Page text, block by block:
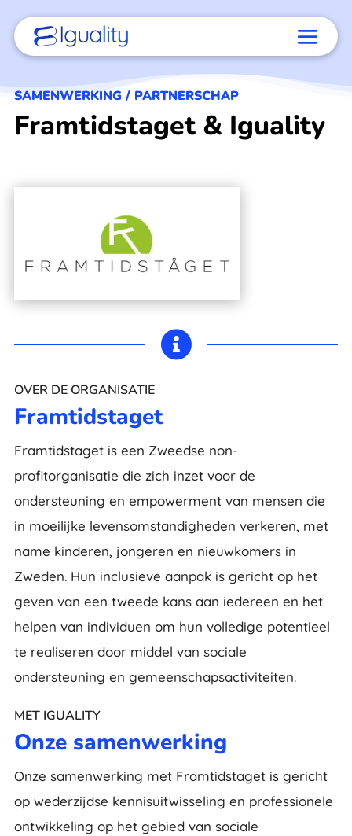
SAMENWERKING / PARTNERSCHAP
Framtidstaget & Iguality

OVER DE ORGANISATIE
Framtidstaget
Framtidstaget is een Zweedse non-
profitorganisatie die zich inzet voor de
ondersteuning en empowerment van mensen die
in moeilijke levensomstandigheden verkeren, met
name kinderen, jongeren en nieuwkomers in
Zweden. Hun inclusieve aanpak is gericht op het
geven van een tweede kans aan iedereen en het
helpen van individuen om hun volledige potentieel
te realiseren door middel van sociale
ondersteuning en gemeenschapsactiviteiten.
MET IGUALITY
Onze samenwerking
Onze samenwerking met Framtidstaget is gericht
op wederzijdse kennisuitwisseling en professionele
ontwikkeling op het gebied van sociale